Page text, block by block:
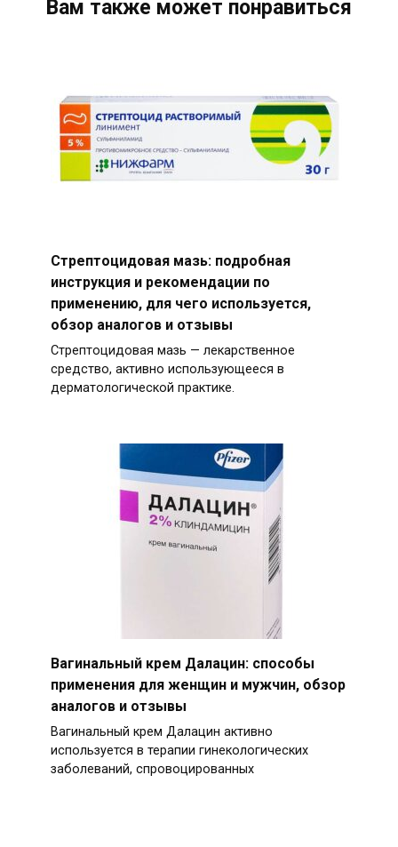
Вам также может понравиться
Стрептоцидовая мазь: подробная
инструкция и рекомендации по
применению, для чего используется,
обзор аналогов и отзывы
Стрептоцидовая мазь — лекарственное
средство, активно использующееся в
дерматологической практике.
Вагинальный крем Далацин: способы
применения для женщин и мужчин, обзор
аналогов и отзывы
Вагинальный крем Далацин активно
используется в терапии гинекологических
заболеваний, спровоцированных